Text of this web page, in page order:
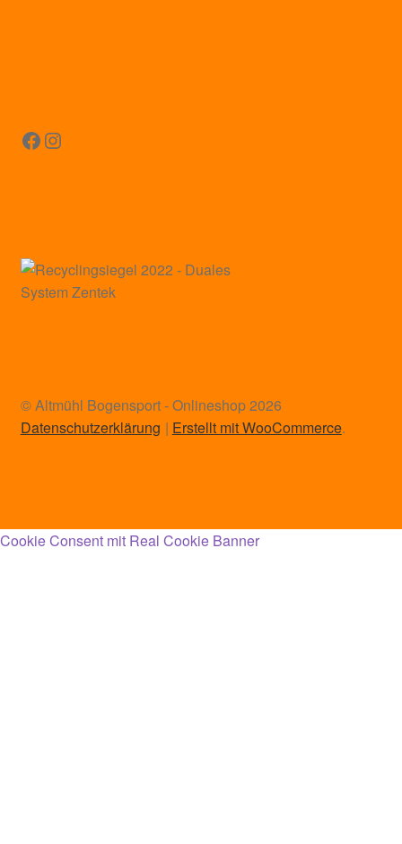
Facebook
Instagram
© Altmühl Bogensport - Onlineshop 2026
Datenschutzerklärung
Erstellt mit WooCommerce.
Cookie Consent mit Real Cookie Banner